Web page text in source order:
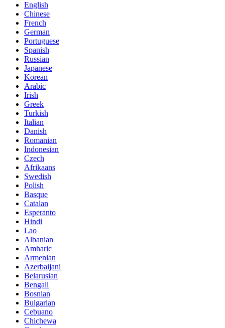
English
Chinese
French
German
Portuguese
Spanish
Russian
Japanese
Korean
Arabic
Irish
Greek
Turkish
Italian
Danish
Romanian
Indonesian
Czech
Afrikaans
Swedish
Polish
Basque
Catalan
Esperanto
Hindi
Lao
Albanian
Amharic
Armenian
Azerbaijani
Belarusian
Bengali
Bosnian
Bulgarian
Cebuano
Chichewa